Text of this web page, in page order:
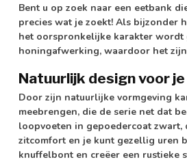
Bent u op zoek naar een eetbank
precies wat je zoekt! Als bijzonder
het oorspronkelijke karakter wordt
honingafwerking, waardoor het
Natuurlijk design voor
Door zijn natuurlijke vormgeving
meebrengen, die de serie net dat
loopvoeten in gepoedercoat
zitcomfort en je kunt gezellig uren
knuffelbont en creëer een rustieke